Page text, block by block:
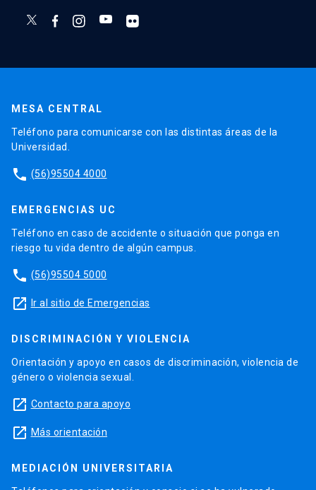
MESA CENTRAL
Teléfono para comunicarse con las distintas áreas de la
Universidad.
phone (56)95504 4000
EMERGENCIAS UC
Teléfono en caso de accidente o situación que ponga en
riesgo tu vida dentro de algún campus.
phone (56)95504 5000
launch Ir al sitio de Emergencias
DISCRIMINACIÓN Y VIOLENCIA
Orientación y apoyo en casos de discriminación, violencia de
género o violencia sexual.
launch Contacto para apoyo
launch Más orientación
MEDIACIÓN UNIVERSITARIA